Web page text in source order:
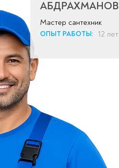
АБДРАХМАНОВ
Мастер сантехник
ОПЫТ РАБОТЫ: 12 лет